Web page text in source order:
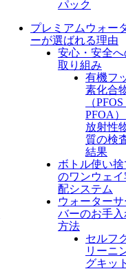
パック
プレミアムウォー
ーが選ばれる理由
安心・安全へ
取り組み
有機フ
素化合
（
PFOA
放射性
質の検
結果
ボトル使い捨
のワンウェイ
配システム
ウォーター
バーのお手入
方法
セルフ
リーニ
グキッ